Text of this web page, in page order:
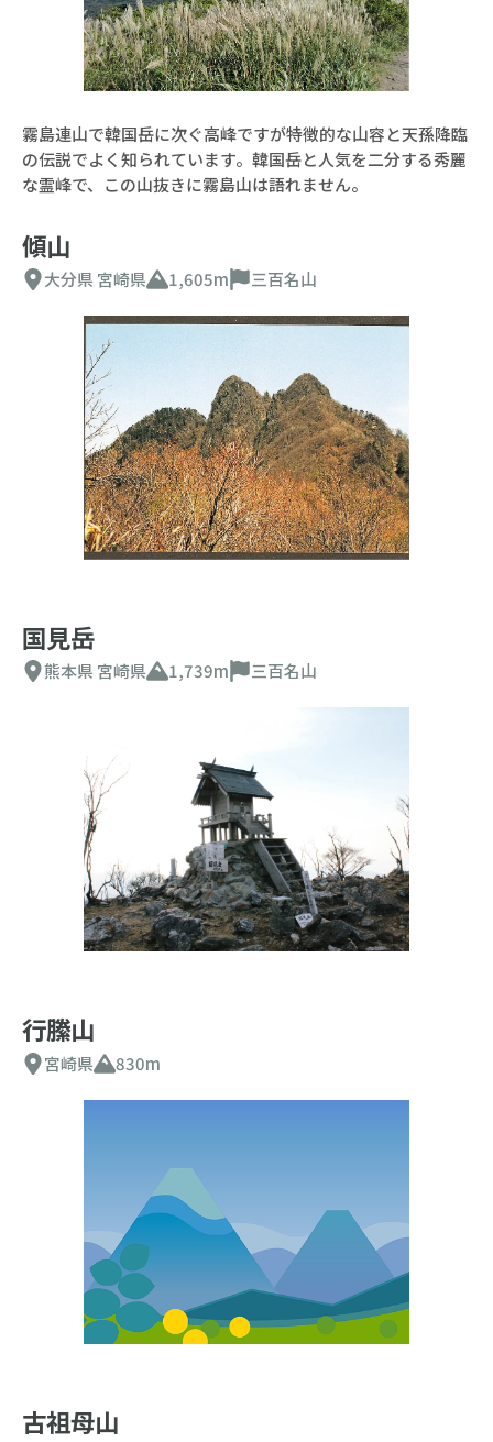
霧島連山で韓国岳に次ぐ高峰ですが特徴的な山容と天孫降臨
の伝説でよく知られています。韓国岳と人気を二分する秀麗
な霊峰で、この山抜きに霧島山は語れません。
傾山
大分県 宮崎県 1,605m 三百名山
国見岳
熊本県 宮崎県 1,739m 三百名山
行縢山
宮崎県 830m
古祖母山